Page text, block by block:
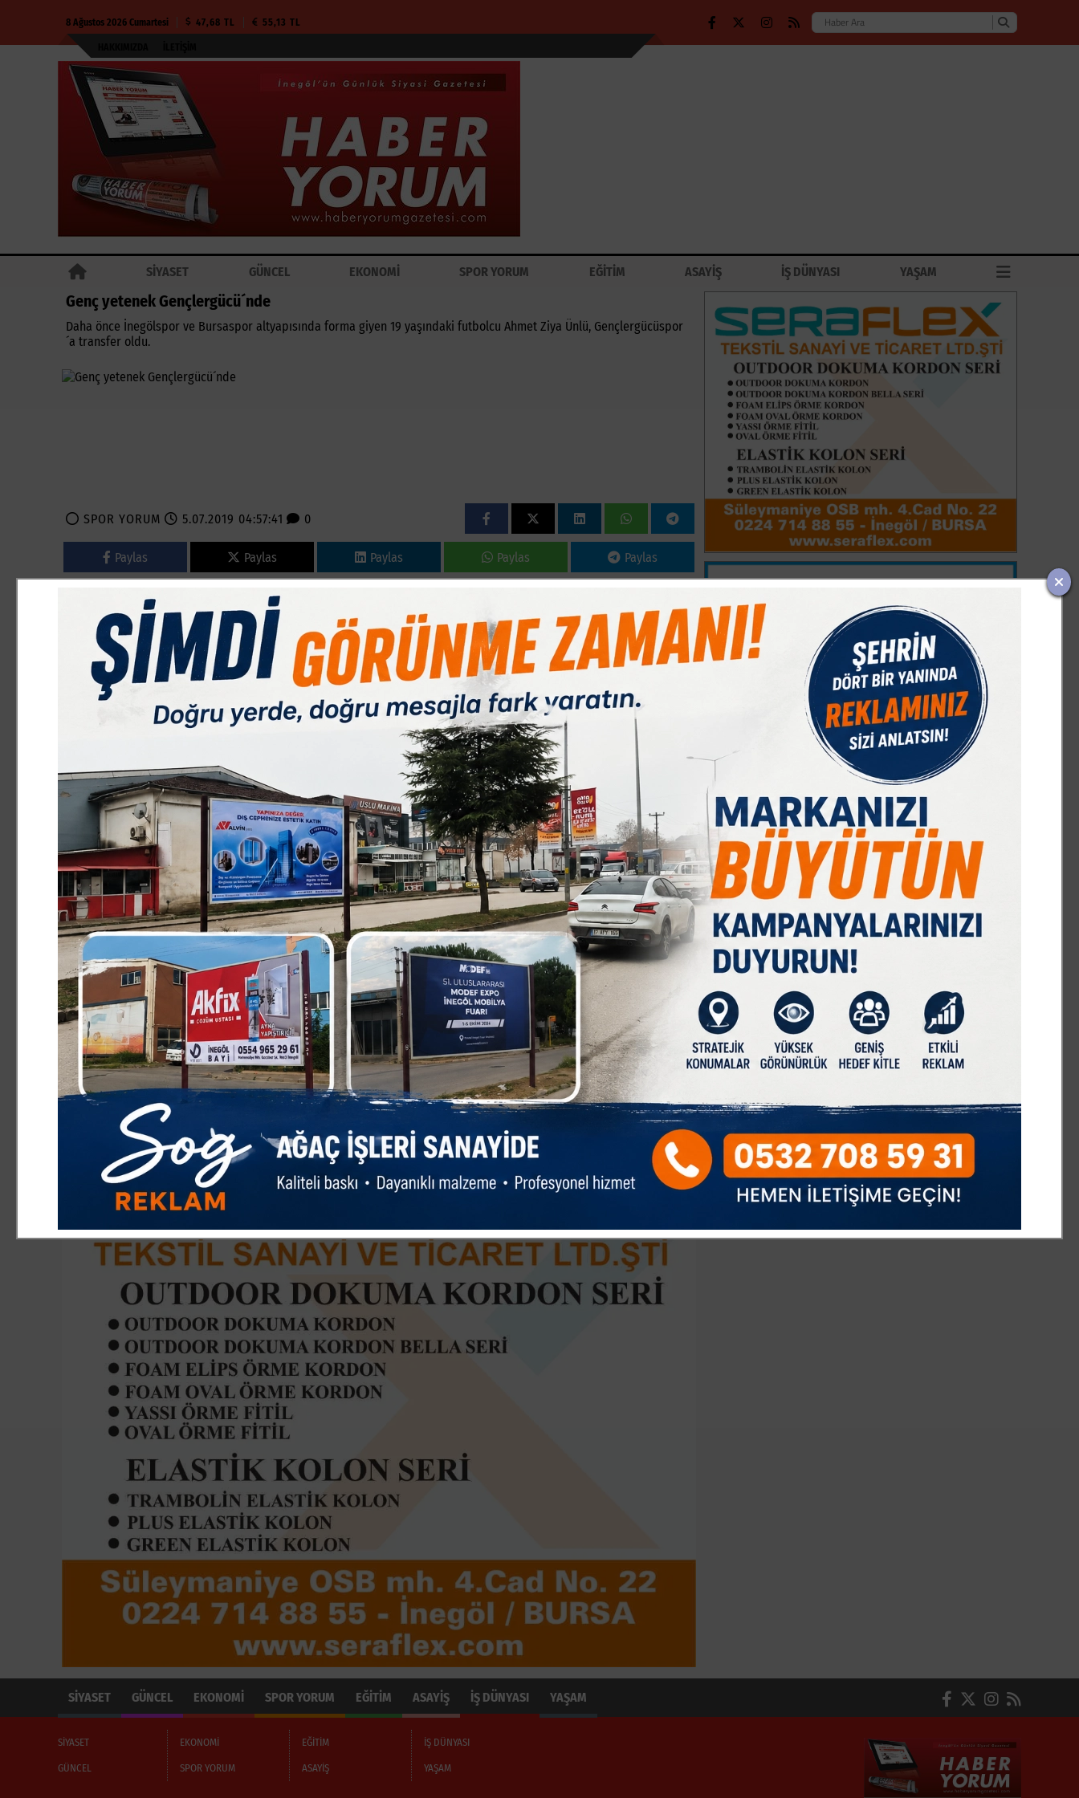
8 Ağustos 2026 Cumartesi 47,68 TL 55,13 TL
SİYASET GÜNCEL EKONOMİ SPOR YORUM EĞİTİM ASAYİŞ İŞ DÜNYASI YAŞAM
Genç yetenek Gençlergücü´nde
Daha önce İnegölspor ve Bursaspor altyapısında forma giyen 19 yaşındaki futbolcu Ahmet Ziya Ünlü, Gençlergücüspor
´a transfer oldu.
SPOR YORUM 5.07.2019 04:57:41 0
Paylas Paylas Paylas Paylas Paylas
olarak geçtiğimiz sezon başlatılan uygulama ile A Takımın oluşmasında yaş ortalamasını 20´li yaşlarda ve İnegöl´de
yaşayan futbolculardan oluşturulması yönetim kurulumuz tarafından tercih edilirken, bu düşüncemiz bir çok kesim
tarafından takdir ile karşılandı. Bu düşüncemiz sayesinde İnegöl´de yaşayan ve futbol oynayan karakteri ve kişiliği
oturmuş kardeşlerimizin Kulübümüzü tercih etmeleri bizleri memnun etmektedir. Teknik Sorumlumuz Erol Arslan´ın
vermiş olduğu transfer listesinde ismi olan İnegölspor Kulübü altyapısında futbol oynayan 2000 doğumlu kanat
oyuncusu Ahmet Ziya Ünlü ile anlaşma sağladık. Heyecanlı ve yetenekli gençlerin kadromuzda olması 2019-2020
Sezonunda Gençlergücüspor Kulübü´nün Bursa Süper Amatör Küme Liginde söz sahibi olacağının göstergesi olacağını
düşünüyoruz. Bu vesile ile Ahmet Ziya Ünlü kardeşimize aramıza hoş geldin diyor, yapmış olduğumuz anlaşmanın
hayırlı olmasını temenni ediyor ve başarılar diliyoruz" dedi.
Ahmet Ziya Ünlü ise yaptığı kısa açıklamasında, "Futbola 2011 yılında İnegölspor altyapısında başladım. 2014 yılında
Bursaspor´a transfer oldum. Bursaspor altyapısında 1 sezon oynadıktan sonra yeniden İnegölspor takımına dönüş
yaptım. Sezon sonu itibarı ile İnegölspor´dan ayrıldım. Gençlergücüspor kulübünde Abim başta olmak üzerebir çok
tanıdığım futbolcu var. Genç bir takım oluşu ve İnegöl´de yaşayan futbolcuların kadroda yer alması, tercihimi
Gençlergücüspor´dan yana kullanmamda etkili oldu.Yeni bir kulüp ve yeni bir heyecan yaşayacağım için mutluyum.
Başarılı olmak istiyorum.Bana güvenen Hocamız Erol Arslan´a ve transferimi gerçekleştiren yöneticilerimize teşekkür
ediyorum" dedi.
Haber ve Fotoğraf:M.Salih KAYGUSUZ
BIST 100
17589,91
%-0,08
DOLAR
47,68
% 0,18
EURO
55,13
% 0,32
GRAM ALTIN
6659,69
% 2,59
Ç. ALTIN
10644,48
% 2,09
SİYASET GÜNCEL EKONOMİ SPOR YORUM EĞİTİM ASAYİŞ İŞ DÜNYASI YAŞAM
SİYASET
GÜNCEL
EKONOMİ
SPOR YORUM
EĞİTİM
ASAYİŞ
İŞ DÜNYASI
YAŞAM